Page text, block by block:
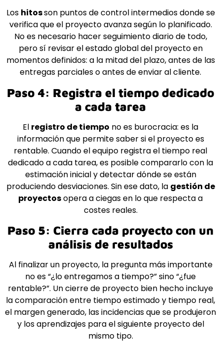
Los hitosson puntos de control intermedios donde se
verifica que el proyecto avanza según lo planificado.
No es necesario hacer seguimiento diario de todo,
pero sí revisar el estado global del proyecto en
momentos definidos: a la mitad del plazo, antes de las
entregas parciales o antes de enviar al cliente.
Paso 4: Registra el tiempo dedicado
a cada tarea
El registro de tiempo no es burocracia: es la
información que permite saber si el proyecto es
rentable. Cuando el equipo registra el tiempo real
dedicado a cada tarea, es posible compararlo con la
estimación inicial y detectar dónde se están
produciendo desviaciones. Sin ese dato, la gestión de
proyectosopera a ciegas en lo que respecta a
costes reales.
Paso 5: Cierra cada proyecto con un
análisis de resultados
Al finalizar un proyecto, la pregunta más importante
no es “¿lo entregamos a tiempo?” sino “¿fue
rentable?”. Un cierre de proyecto bien hecho incluye
la comparación entre tiempo estimado y tiempo real,
el margen generado, las incidencias que se produjeron
y los aprendizajes para el siguiente proyecto del
mismo tipo.